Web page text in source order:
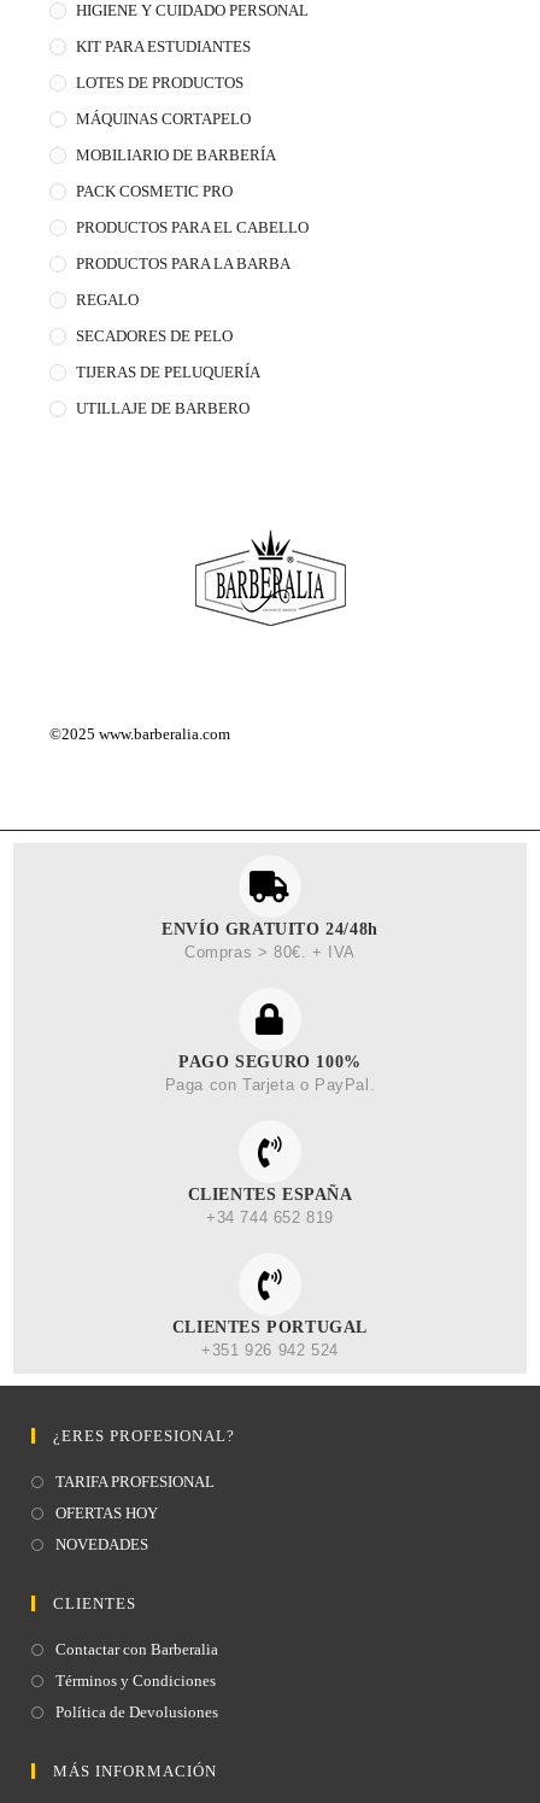
HIGIENE Y CUIDADO PERSONAL
KIT PARA ESTUDIANTES
LOTES DE PRODUCTOS
MÁQUINAS CORTAPELO
MOBILIARIO DE BARBERÍA
PACK COSMETIC PRO
PRODUCTOS PARA EL CABELLO
PRODUCTOS PARA LA BARBA
REGALO
SECADORES DE PELO
TIJERAS DE PELUQUERÍA
UTILLAJE DE BARBERO
©2025www.barberalia.com
ENVÍO GRATUITO 24/48h
Compras > 80€. + IVA
PAGO SEGURO 100%
Paga con Tarjeta o PayPal.
CLIENTES ESPAÑA
+34 744 652 819
CLIENTES PORTUGAL
+351 926 942 524
MÁS INFORMACIÓN
CLIENTES
Contactar con Barberalia
Términos y Condiciones
Política de Devolusiones
¿ERES PROFESIONAL?
TARIFA PROFESIONAL
OFERTAS HOY
NOVEDADES